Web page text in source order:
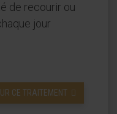
de recourir ou
jour
CE TRAITEMENT